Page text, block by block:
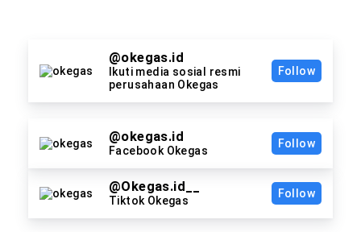
@okegas.id
Ikuti media sosial resmi
perusahaan Okegas
Follow
@okegas.id
Facebook Okegas
Follow
@Okegas.id__
Tiktok Okegas
Follow